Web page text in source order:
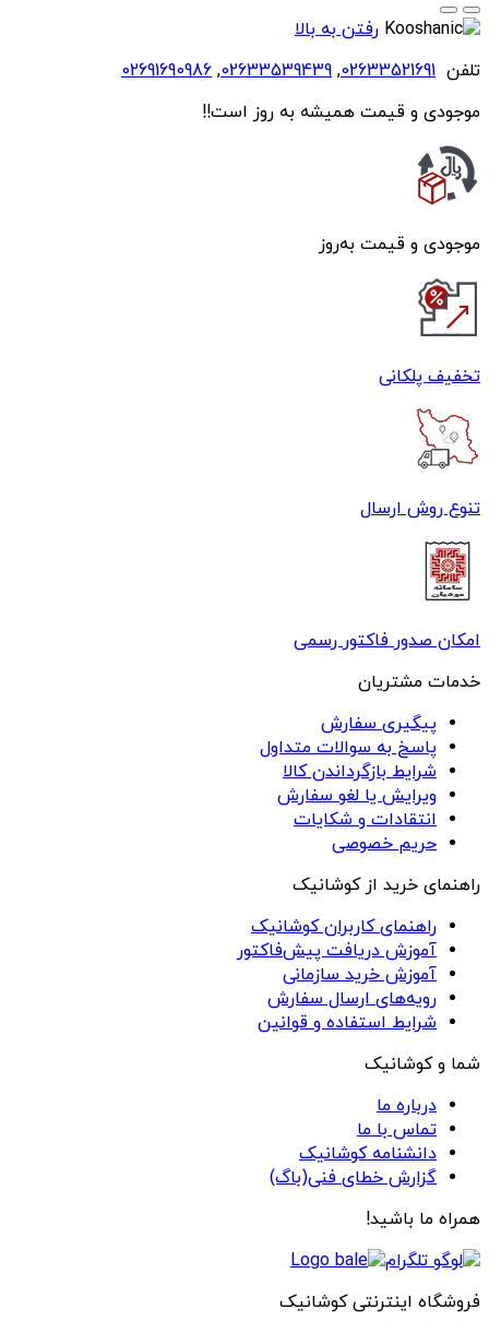
رفتن به بالا
تلفن 02633521691
,
02633539439
,
02691690986
موجودی و قیمت همیشه به روز است!!
موجودی و قیمت به‌روز
تخفیف پلکانی
تنوع روش ارسال
امکان صدور فاکتور رسمی
خدمات مشتریان
پیگیری سفارش
پاسخ به سوالات متداول
شرایط بازگرداندن کالا
ویرایش یا لغو سفارش
انتقادات و شکایات
حریم خصوصی
راهنمای خرید از کوشانیک
راهنمای کاربران کوشانیک
آموزش دریافت پیش‌فاکتور
آموزش خرید سازمانی
رویه‌های ارسال سفارش
شرایط استفاده و قوانین
شما و کوشانیک
درباره ما
تماس با ما
دانشنامه کوشانیک
گزارش خطای فنی(باگ)
همراه ما باشید!
فروشگاه اینترنتی کوشانیک